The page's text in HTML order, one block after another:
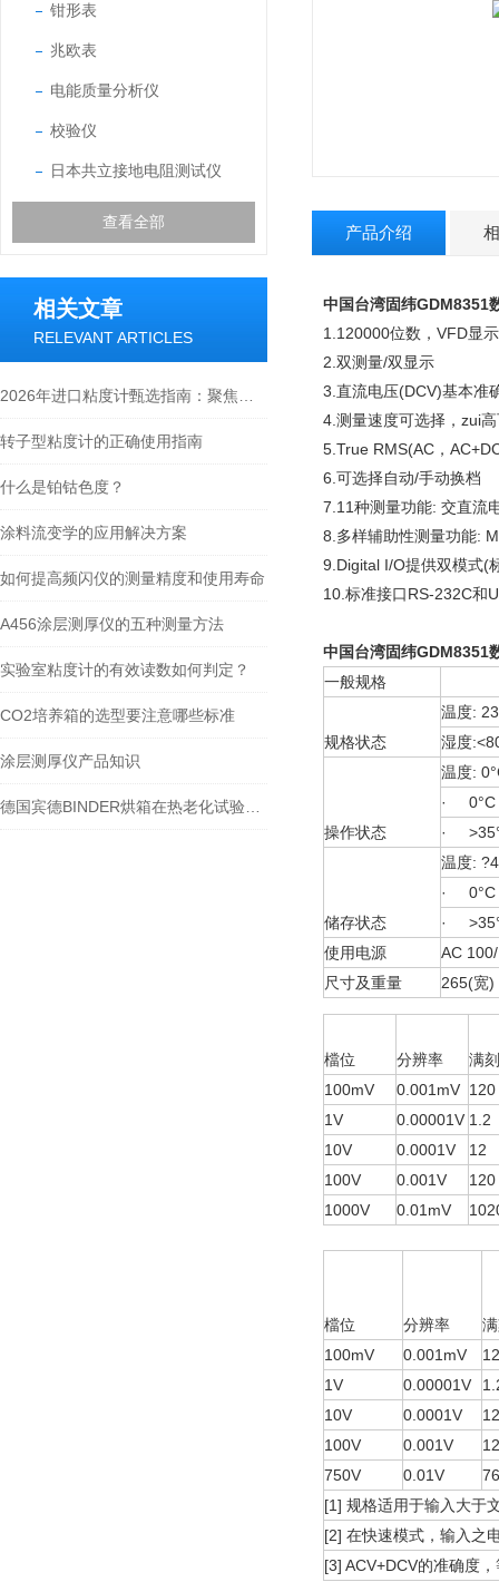
钳形表
兆欧表
电能质量分析仪
校验仪
日本共立接地电阻测试仪
查看全部
相关文章
RELEVANT ARTICLES
转子型粘度计的正确使用指南
什么是铂钴色度？
涂料流变学的应用解决方案
如何提高频闪仪的测量精度和使用寿命
A456涂层测厚仪的五种测量方法
实验室粘度计的有效读数如何判定？
CO2培养箱的选型要注意哪些标准
涂层测厚仪产品知识
产品介绍
中国台湾固纬GDM8351
1.120000位数，VFD显
2.双测量/双显示
3.直流电压(DCV)基本准
4.测量速度可选择，zui
5.True RMS(AC，
6.可选择自动/手动换档
7.11种测量功能: 交直流
8.多样辅助性测量功能:
9.Digital I/O提供双模式(
10.标准接口RS-232C和
中国台湾固纬GDM8351
一般规格
规格状态
温度:
湿度
操作状态
温度:
· 0°C
·
储存状态
温度:
· 0°C
·
使用电源
AC
尺寸及重量
265(宽)
檔位 分辨率
满
100mV
0.001mV 120
1V
0.00001V 1.2
10V
0.0001V
12
100V
0.001V
120
1000V
0.01mV
檔位 分辨率
100mV
0.001mV
1V
0.00001V
10V
0.0001V
12
100V
0.001V
750V
0.01V
[1] 规格适用于输入大于
[2] 在快速模式，输入之
[3] ACV+DCV的准确度